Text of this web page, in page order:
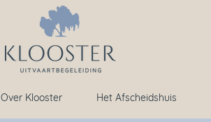
Over Klooster Het Afscheidshuis